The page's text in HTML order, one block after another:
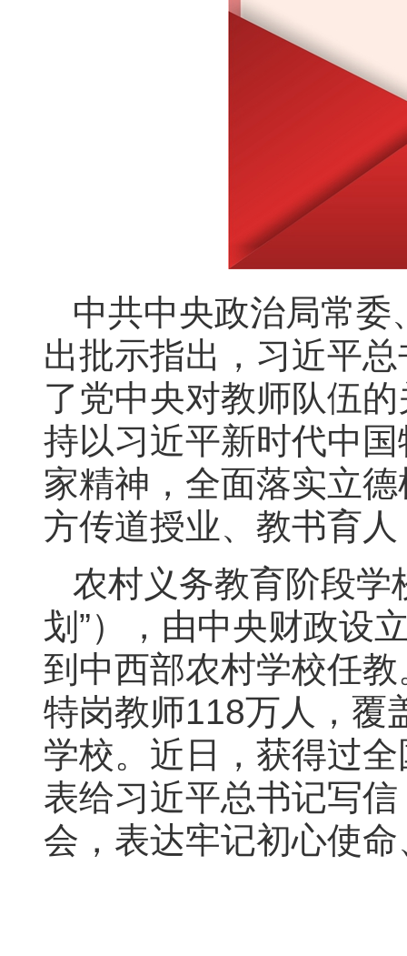
中共中央政治局常
出批示指出，习近平
了党中央对教师队伍
持以习近平新时代中
家精神，全面落实立
方传道授业、教书育
农村义务教育阶段学
划”），由中央财政设
到中西部农村学校任
特岗教师118万人，覆
学校。近日，获得过
表给习近平总书记写
会，表达牢记初心使